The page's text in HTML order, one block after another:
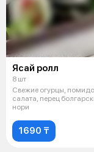
Ясай ролл
8 шт
Свежие огурцы,
салата, перец
нори
1690 ₸